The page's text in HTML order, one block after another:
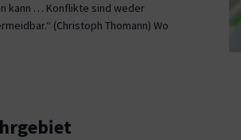
kann … Konflikte sind weder
(Christoph Thomann) Wo